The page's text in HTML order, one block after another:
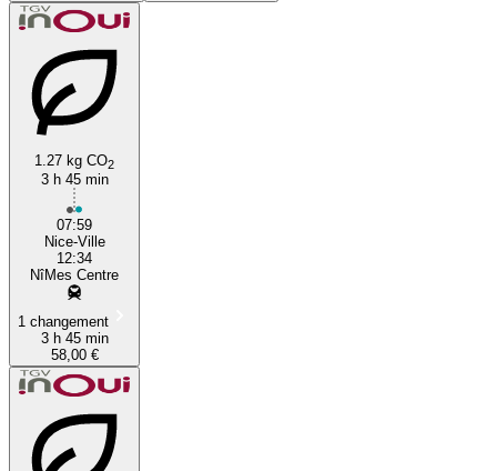
Nîmes
1.27 kg CO2
3 h 45 min
07:59
Nice-Ville
12:34
NîMes Centre
1 changement
3 h 45 min
58,00 €